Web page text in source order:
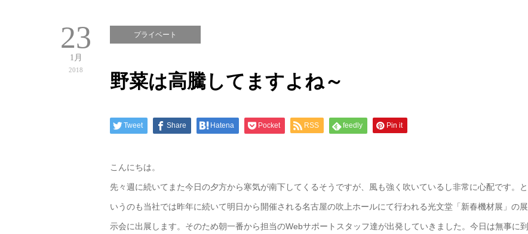
23
1月
2018
プライベート
野菜は高騰してますよね～
Tweet Share Hatena Pocket RSS feedly Pin it
こんにちは。
先々週に続いてまた今日の夕方から寒気が南下してくるそうですが、風も強く吹いているし非常に心配です。と
いうのも当社では昨年に続いて明日から開催される名古屋の吹上ホールにて行われる光文堂「新春機材展」の展
示会に出展します。そのため朝一番から担当のWebサポートスタッフ達が出発していきました。今日は無事に到